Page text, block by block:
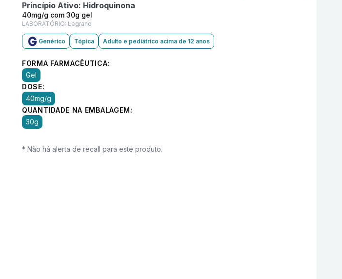
Princípio Ativo: Hidroquinona
40mg/g com 30g gel
LABORATÓRIO: Legrand
Genérico Tópica Adulto e pediátrico acima de 12 anos
FORMA FARMACÊUTICA:
Gel
DOSE:
40mg/g
QUANTIDADE NA EMBALAGEM:
30g
* Não há alerta de recall para este produto.